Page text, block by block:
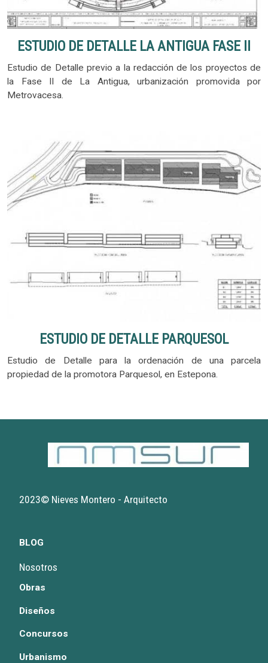
ESTUDIO DE DETALLE LA ANTIGUA FASE II
Estudio de Detalle previo a la redacción de los proyectos de
la Fase II de La Antigua, urbanización promovida por
Metrovacesa.
ESTUDIO DE DETALLE PARQUESOL
Estudio de Detalle para la ordenación de una parcela
propiedad de la promotora Parquesol, en Estepona.
2023© Nieves Montero - Arquitecto
BLOG
Nosotros
Obras
Diseños
Concursos
Urbanismo